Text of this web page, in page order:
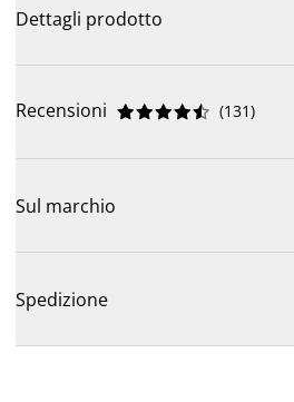
Dettagli prodotto
Recensioni 




 (131)
Sul marchio
Spedizione